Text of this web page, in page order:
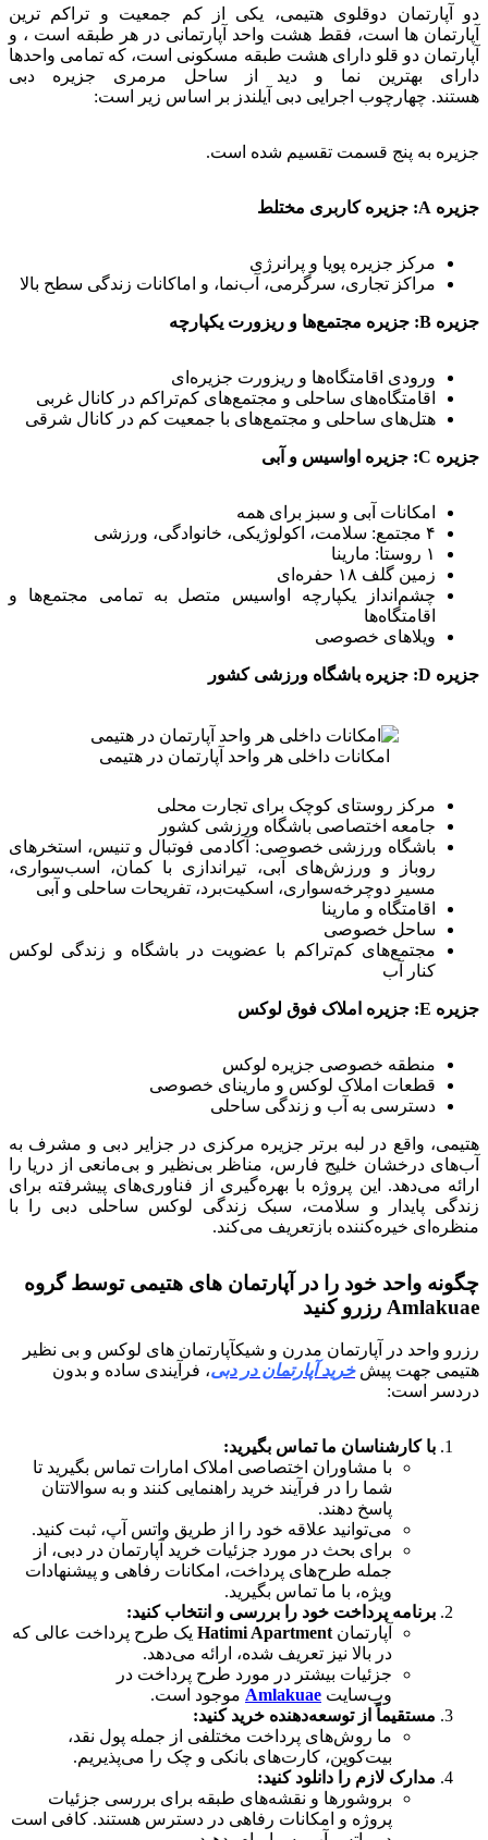
دو آپارتمان دوقلوی هتیمی، یکی از کم جمعیت و تراکم ترین
آپارتمان ها است، فقط هشت واحد آپارتمانی در هر طبقه است ، و
آپارتمان دو قلو دارای هشت طبقه مسکونی است، که تمامی واحدها
دارای بهترین نما و دید از ساحل مرمری جزیره دبی
هستند. چهارچوب اجرایی دبی آیلندز بر اساس زیر است:
جزیره به پنج قسمت تقسیم شده است.
جزیره A: جزیره کاربری مختلط
مرکز جزیره پویا و پرانرژی
مراکز تجاری، سرگرمی، آب‌نما، و اماکانات زندگی سطح بالا
جزیره B: جزیره مجتمع‌ها و ریزورت یکپارچه
ورودی اقامتگاه‌ها و ریزورت جزیره‌ای
اقامتگاه‌های ساحلی و مجتمع‌های کم‌تراکم در کانال غربی
هتل‌های ساحلی و مجتمع‌های با جمعیت کم در کانال شرقی
جزیره C: جزیره اواسیس و آبی
امکانات آبی و سبز برای همه
۴ مجتمع: سلامت، اکولوژیکی، خانوادگی، ورزشی
۱ روستا: مارینا
زمین گلف ۱۸ حفره‌ای
چشم‌انداز یکپارچه اواسیس متصل به تمامی مجتمع‌ها و
اقامتگاه‌ها
ویلاهای خصوصی
جزیره D: جزیره باشگاه ورزشی کشور
امکانات داخلی هر واحد آپارتمان در هتیمی
مرکز روستای کوچک برای تجارت محلی
جامعه اختصاصی باشگاه ورزشی کشور
باشگاه ورزشی خصوصی: آکادمی فوتبال و تنیس، استخرهای
روباز و ورزش‌های آبی، تیراندازی با کمان، اسب‌سواری،
مسیر دوچرخه‌سواری، اسکیت‌برد، تفریحات ساحلی و آبی
اقامتگاه و مارینا
ساحل خصوصی
مجتمع‌های کم‌تراکم با عضویت در باشگاه و زندگی لوکس
کنار آب
جزیره E: جزیره املاک فوق لوکس
منطقه خصوصی جزیره لوکس
قطعات املاک لوکس و مارینای خصوصی
دسترسی به آب و زندگی ساحلی
هتیمی، واقع در لبه برتر جزیره مرکزی در جزایر دبی و مشرف به
آب‌های درخشان خلیج فارس، مناظر بی‌نظیر و بی‌مانعی از دریا را
ارائه می‌دهد. این پروژه با بهره‌گیری از فناوری‌های پیشرفته برای
زندگی پایدار و سلامت، سبک زندگی لوکس ساحلی دبی را با
منظره‌ای خیره‌کننده بازتعریف می‌کند.
چگونه واحد خود را در آپارتمان های هتیمی توسط گروه
Amlakuae رزرو کنید
رزرو واحد در آپارتمان مدرن و شیکآپارتمان های لوکس و بی نظیر
هتیمی جهت پیشخرید آپارتمان در دبی، فرآیندی ساده و بدون
دردسر است:
با کارشناسان ما تماس بگیرید:
با مشاوران اختصاصی املاک امارات تماس بگیرید تا
شما را در فرآیند خرید راهنمایی کنند و به سوالاتتان
پاسخ دهند.
می‌توانید علاقه خود را از طریق واتس آپ، ثبت کنید.
برای بحث در مورد جزئیات خرید آپارتمان در دبی، از
جمله طرح‌های پرداخت، امکانات رفاهی و پیشنهادات
ویژه، با ما تماس بگیرید.
برنامه پرداخت خود را بررسی و انتخاب کنید:
آپارتمان Hatimi Apartment یک طرح پرداخت عالی که
در بالا نیز تعریف شده، ارائه می‌دهد.
جزئیات بیشتر در مورد طرح پرداخت در
وب‌سایت Amlakuae موجود است.
مستقیماً از توسعه‌دهنده خرید کنید:
ما روش‌های پرداخت مختلفی از جمله پول نقد،
بیت‌کوین، کارت‌های بانکی و چک را می‌پذیریم.
مدارک لازم را دانلود کنید:
بروشورها و نقشه‌های طبقه برای بررسی جزئیات
پروژه و امکانات رفاهی در دسترس هستند. کافی است